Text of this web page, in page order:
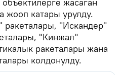
жооп катары урулду.
"Искандер"
"Кинжал"
ракеталары жана
колдонулду.